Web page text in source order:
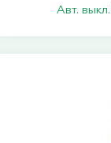
Авт.